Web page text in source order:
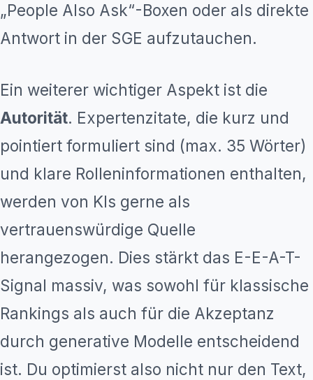
„People Also Ask“-Boxen oder als direkte
Antwort in der SGE aufzutauchen.
Ein weiterer wichtiger Aspekt ist die
Autorität. Expertenzitate, die kurz und
pointiert formuliert sind (max. 35 Wörter)
und klare Rolleninformationen enthalten,
werden von KIs gerne als
vertrauenswürdige Quelle
herangezogen. Dies stärkt das E-E-A-T-
Signal massiv, was sowohl für klassische
Rankings als auch für die Akzeptanz
durch generative Modelle entscheidend
ist. Du optimierst also nicht nur den Text,